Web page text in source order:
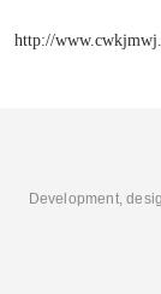
http://
Development,